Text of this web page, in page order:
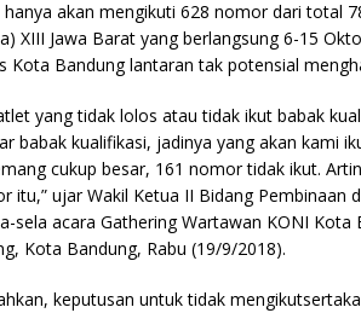
g
ra
m
e
b
o
o
k
akan mengikuti 628 nomor dari total
XIII Jawa Barat yang berlangsung 6-15
Kota Bandung lantaran tak potensial
yang tidak lolos atau tidak ikut babak
babak kualifikasi, jadinya yang akan kami
cukup besar, 161 nomor tidak ikut.
itu,” ujar Wakil Ketua II Bidang Pembinaan
sela acara Gathering Wartawan KONI Kota
Kota Bandung, Rabu (19/9/2018).
keputusan untuk tidak